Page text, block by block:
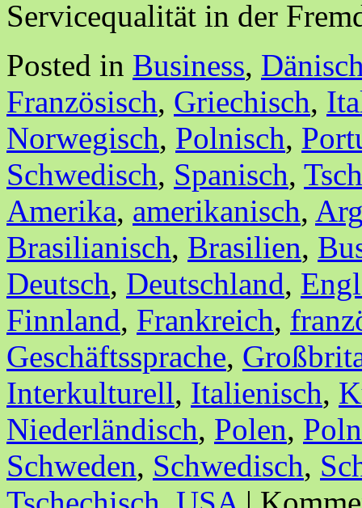
Servicequalität in der
Posted in Business,
Französisch, Griechisch,
Norwegisch, Polnisch,
Schwedisch, Spanisch,
Amerika, amerikanisch,
Brasilianisch, Brasilien,
Deutsch, Deutschland,
Finnland, Frankreich,
Geschäftssprache,
Interkulturell, Italienisch,
Niederländisch, Polen,
Schweden, Schwedisch,